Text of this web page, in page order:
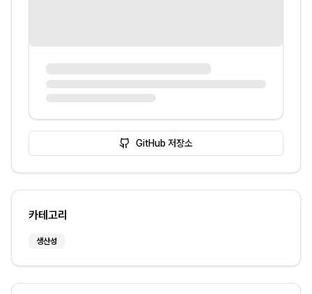
GitHub 저장소
카테고리
생산성